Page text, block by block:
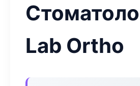
Lab Ortho